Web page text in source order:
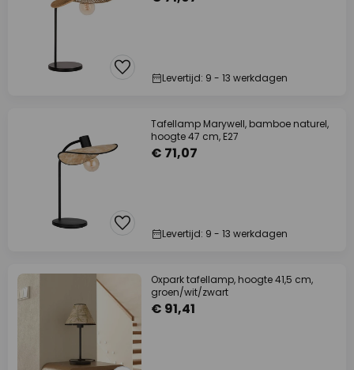
Levertijd: 9 - 13 werkdagen
Tafellamp Marywell, bamboe naturel,
hoogte 47 cm, E27
€ 71,07
Levertijd: 9 - 13 werkdagen
Oxpark tafellamp, hoogte 41,5 cm,
groen/wit/zwart
€ 91,41